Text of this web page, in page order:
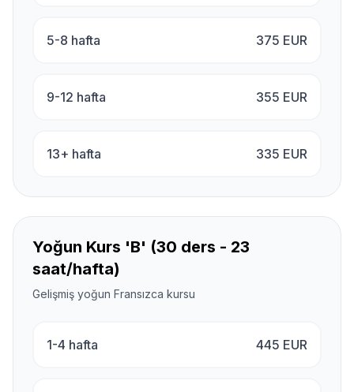
5-8 hafta 375 EUR
9-12 hafta 355 EUR
13+ hafta 335 EUR
Yoğun Kurs 'B' (30 ders - 23
saat/hafta)
Gelişmiş yoğun Fransızca kursu
1-4 hafta 445 EUR